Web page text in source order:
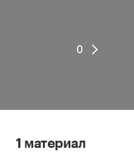
0
1 материал